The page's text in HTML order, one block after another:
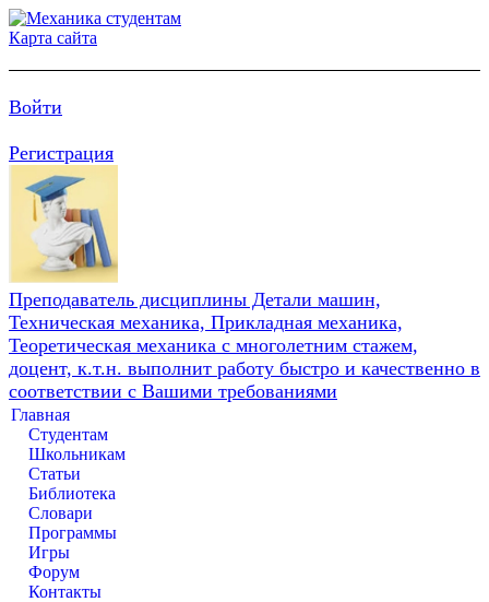
Карта сайта
Войти
Регистрация
Преподаватель дисциплины Детали машин,
Техническая механика, Прикладная механика,
Теоретическая механика с многолетним стажем,
доцент, к.т.н. выполнит работу быстро и качественно в
соответствии с Вашими требованиями
Главная
Студентам
Школьникам
Статьи
Библиотека
Словари
Программы
Игры
Форум
Контакты